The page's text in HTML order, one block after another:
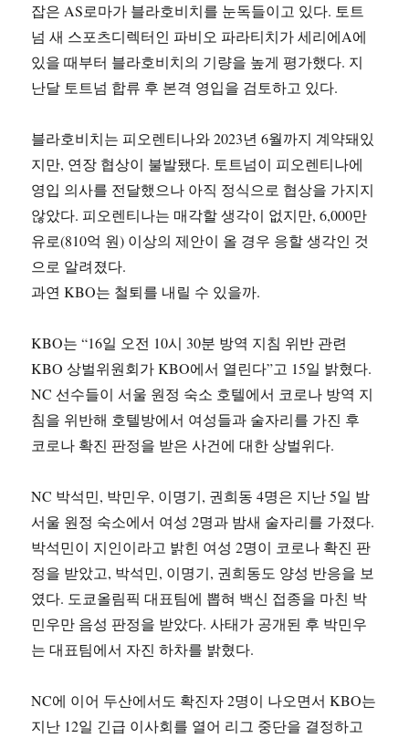
잡은 AS로마가 블라호비치를 눈독들이고 있다. 토트
넘 새 스포츠디렉터인 파비오 파라티치가 세리에A에
있을 때부터 블라호비치의 기량을 높게 평가했다. 지
난달 토트넘 합류 후 본격 영입을 검토하고 있다.
블라호비치는 피오렌티나와 2023년 6월까지 계약돼있
지만, 연장 협상이 불발됐다. 토트넘이 피오렌티나에
영입 의사를 전달했으나 아직 정식으로 협상을 가지지
않았다. 피오렌티나는 매각할 생각이 없지만, 6,000만
유로(810억 원) 이상의 제안이 올 경우 응할 생각인 것
으로 알려졌다.
과연 KBO는 철퇴를 내릴 수 있을까.
KBO는 “16일 오전 10시 30분 방역 지침 위반 관련
KBO 상벌위원회가 KBO에서 열린다”고 15일 밝혔다.
NC 선수들이 서울 원정 숙소 호텔에서 코로나 방역 지
침을 위반해 호텔방에서 여성들과 술자리를 가진 후
코로나 확진 판정을 받은 사건에 대한 상벌위다.
NC 박석민, 박민우, 이명기, 권희동 4명은 지난 5일 밤
서울 원정 숙소에서 여성 2명과 밤새 술자리를 가졌다.
박석민이 지인이라고 밝힌 여성 2명이 코로나 확진 판
정을 받았고, 박석민, 이명기, 권희동도 양성 반응을 보
였다. 도쿄올림픽 대표팀에 뽑혀 백신 접종을 마친 박
민우만 음성 판정을 받았다. 사태가 공개된 후 박민우
는 대표팀에서 자진 하차를 밝혔다.
NC에 이어 두산에서도 확진자 2명이 나오면서 KBO는
지난 12일 긴급 이사회를 열어 리그 중단을 결정하고